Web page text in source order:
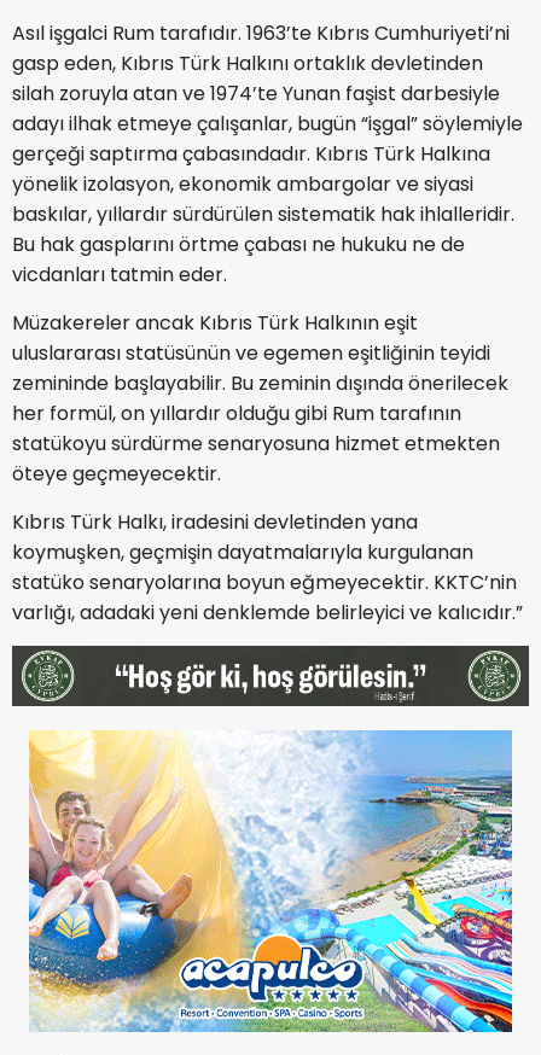
Asıl işgalci Rum tarafıdır. 1963’te Kıbrıs Cumhuriyeti’ni
gasp eden, Kıbrıs Türk Halkını ortaklık devletinden
silah zoruyla atan ve 1974’te Yunan faşist darbesiyle
adayı ilhak etmeye çalışanlar, bugün “işgal” söylemiyle
gerçeği saptırma çabasındadır. Kıbrıs Türk Halkına
yönelik izolasyon, ekonomik ambargolar ve siyasi
baskılar, yıllardır sürdürülen sistematik hak ihlalleridir.
Bu hak gasplarını örtme çabası ne hukuku ne de
vicdanları tatmin eder.
Müzakereler ancak Kıbrıs Türk Halkının eşit
uluslararası statüsünün ve egemen eşitliğinin teyidi
zemininde başlayabilir. Bu zeminin dışında önerilecek
her formül, on yıllardır olduğu gibi Rum tarafının
statükoyu sürdürme senaryosuna hizmet etmekten
öteye geçmeyecektir.
Kıbrıs Türk Halkı, iradesini devletinden yana
koymuşken, geçmişin dayatmalarıyla kurgulanan
statüko senaryolarına boyun eğmeyecektir. KKTC’nin
varlığı, adadaki yeni denklemde belirleyici ve kalıcıdır.”